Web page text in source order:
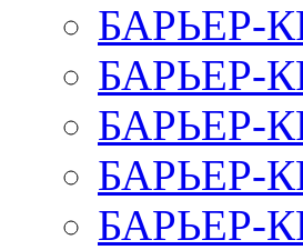
БАРЬЕР-
БАРЬЕР-
БАРЬЕР-
БАРЬЕР-
БАРЬЕР-